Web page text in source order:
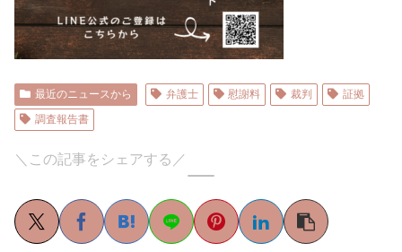
最近のニュースから 弁護士 慰謝料 裁判
証拠
調査報告書
＼この記事をシェアする／